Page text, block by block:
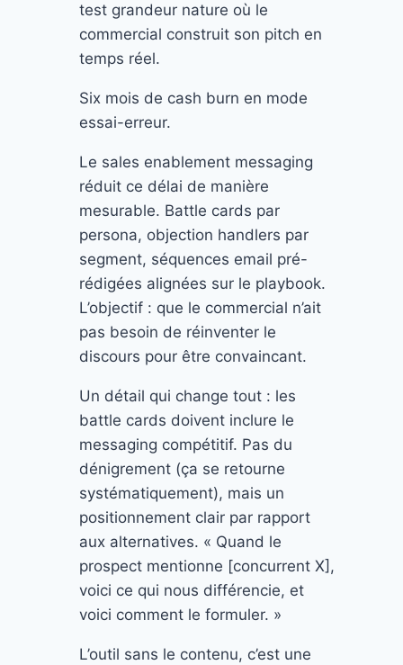
test grandeur nature où le
commercial construit son pitch en
temps réel.
Six mois de cash burn en mode
essai-erreur.
Le sales enablement messaging
réduit ce délai de manière
mesurable. Battle cards par
persona, objection handlers par
segment, séquences email pré-
rédigées alignées sur le playbook.
L’objectif : que le commercial n’ait
pas besoin de réinventer le
discours pour être convaincant.
Un détail qui change tout : les
battle cards doivent inclure le
messaging compétitif. Pas du
dénigrement (ça se retourne
systématiquement), mais un
positionnement clair par rapport
aux alternatives. « Quand le
prospect mentionne [concurrent X],
voici ce qui nous différencie, et
voici comment le formuler. »
L’outil sans le contenu, c’est une